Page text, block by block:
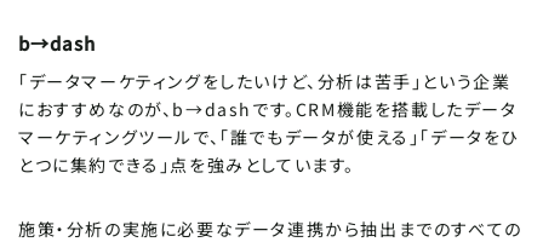
b→dash
「データマーケティングをしたいけど、分析は苦手」という企業
におすすめなのが、b→dashです。CRM機能を搭載したデータ
マーケティングツールで、「誰でもデータが使える」「データをひ
とつに集約できる」点を強みとしています。
施策・分析の実施に必要なデータ連携から抽出までのすべての